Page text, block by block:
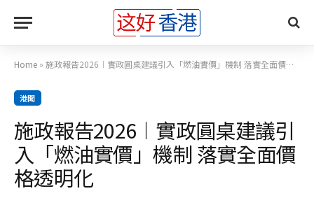
Home » 施政報告2026︱實政圓桌建議引入「燃油實價」機制 落實全面價格透明化
港聞
施政報告2026︱實政圓桌建議引
入「燃油實價」機制 落實全面價
格透明化